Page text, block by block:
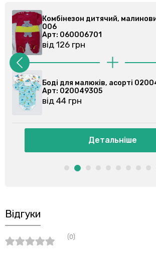
Комбінезон дитячий,
006
Арт: 060006701
від 126 грн
Боді для малюків, асорті
Арт: 020049305
від 44 грн
Детальніше
Відгуки
(0)